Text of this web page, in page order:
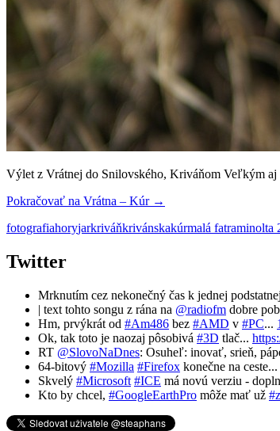
Výlet z Vrátnej do Snilovského, Kriváňom Veľkým
Pokračovať na Vrátna – Kúr →
fotografiahoryjarkriváňkrivánskakúrmalá fatraminolta
Twitter
Mrknutím cez nekonečný čas k jednej
| text tohto songu z rána na @radiofm dobre
Hm, prvýkrát od #Am486 bez #AMD v #PC...
Ok, tak toto je naozaj pôsobivá #3D tlač...
RT @SlovoNaDnes: Osuheľ: inovať, srieň,
64-bitový #Mozilla #Firefox konečne na ceste...
Skvelý #Microsoft #ICE má novú verziu -
Kto by chcel, #GoogleEarthPro môže mať už